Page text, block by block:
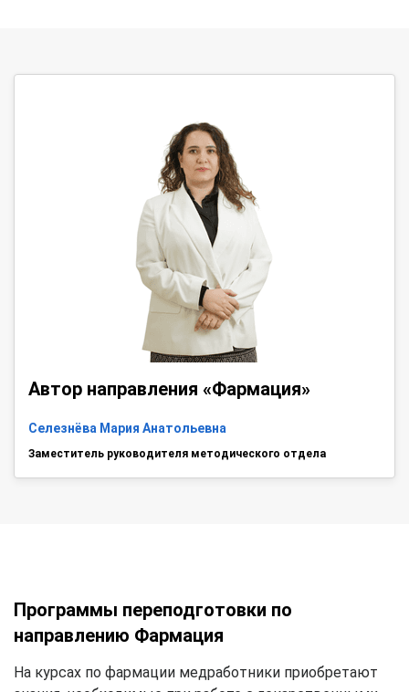
Автор направления «Фармация»
Селезнёва Мария Анатольевна
Заместитель руководителя методического отдела
Программы переподготовки по
направлению Фармация
На курсах по фармации медработники приобретают